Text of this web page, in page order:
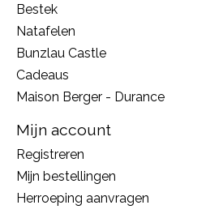
Bestek
Natafelen
Bunzlau Castle
Cadeaus
Maison Berger - Durance
Mijn account
Registreren
Mijn bestellingen
Herroeping aanvragen